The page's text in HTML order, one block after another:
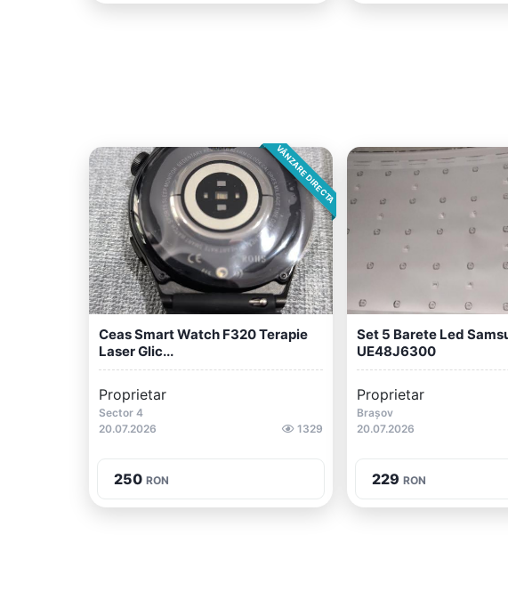
VÂNZARE DIRECTA
Ceas Smart Watch F320 Terapie
Laser Glic...
Proprietar
Sector 4
20.07.2026
1329
250 RON
Set 5 Barete Led
UE48J6300
Proprietar
Brașov
20.07.2026
229 RON